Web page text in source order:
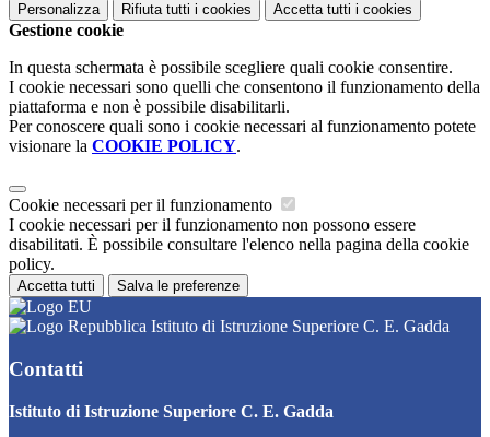
Personalizza Rifiuta tutti i cookies Accetta tutti i cookies
Gestione cookie
In questa schermata è possibile scegliere quali cookie consentire.
I cookie necessari sono quelli che consentono il funzionamento della
piattaforma e non è possibile disabilitarli.
Per conoscere quali sono i cookie necessari al funzionamento potete
visionare la COOKIE POLICY.
Cookie necessari per il funzionamento
I cookie necessari per il funzionamento non possono essere
disabilitati. È possibile consultare l'elenco nella pagina della cookie
policy.
Accetta tutti Salva le preferenze
Istituto di Istruzione Superiore C. E. Gadda
Contatti
Istituto di Istruzione Superiore C. E. Gadda